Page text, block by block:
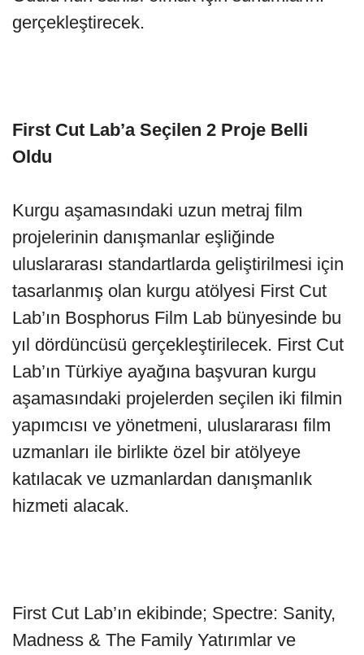
gerçekleştirecek.
First Cut Lab’a Seçilen 2 Proje Belli
Oldu
Kurgu aşamasındaki uzun metraj film
projelerinin danışmanlar eşliğinde
uluslararası standartlarda geliştirilmesi için
tasarlanmış olan kurgu atölyesi First Cut
Lab’ın Bosphorus Film Lab bünyesinde bu
yıl dördüncüsü gerçekleştirilecek. First Cut
Lab’ın Türkiye ayağına başvuran kurgu
aşamasındaki projelerden seçilen iki filmin
yapımcısı ve yönetmeni, uluslararası film
uzmanları ile birlikte özel bir atölyeye
katılacak ve uzmanlardan danışmanlık
hizmeti alacak.
First Cut Lab’ın ekibinde; Spectre: Sanity,
Madness & The Family Yatırımlar ve